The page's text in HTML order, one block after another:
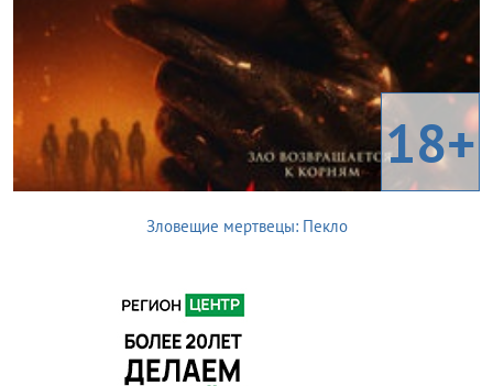
18+
Зловещие мертвецы: Пекло